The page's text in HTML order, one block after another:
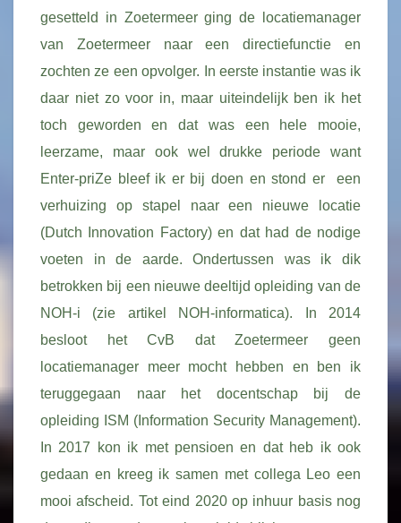
gesetteld in Zoetermeer ging de locatiemanager
van Zoetermeer naar een directiefunctie en
zochten ze een opvolger. In eerste instantie was ik
daar niet zo voor in, maar uiteindelijk ben ik het
toch geworden en dat was een hele mooie,
leerzame, maar ook wel drukke periode want
Enter-priZe bleef ik er bij doen en stond er een
verhuizing op stapel naar een nieuwe locatie
(Dutch Innovation Factory) en dat had de nodige
voeten in de aarde. Ondertussen was ik dik
betrokken bij een nieuwe deeltijd opleiding van de
NOH-i (zie artikel NOH-informatica). In 2014
besloot het CvB dat Zoetermeer geen
locatiemanager meer mocht hebben en ben ik
teruggegaan naar het docentschap bij de
opleiding ISM (Information Security Management).
In 2017 kon ik met pensioen en dat heb ik ook
gedaan en kreeg ik samen met collega Leo een
mooi afscheid. Tot eind 2020 op inhuur basis nog